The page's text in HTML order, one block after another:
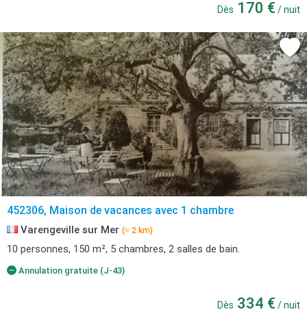
Dès 170 € / nuit
452306, Maison de vacances avec 1 chambre
Varengeville sur Mer (≈ 2 km)
10 personnes, 150 m², 5 chambres, 2 salles de bain.
Annulation gratuite (J-43)
Dès 334 € / nuit